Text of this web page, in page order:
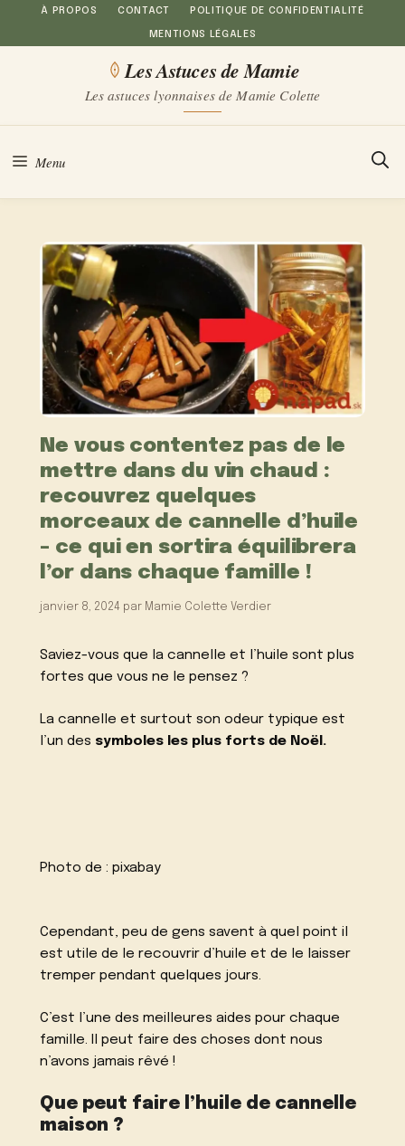
Aller
au
À PROPOS CONTACT POLITIQUE DE CONFIDENTIALITÉ
MENTIONS LÉGALES
Les Astuces de Mamie
Les astuces lyonnaises de Mamie Colette
Menu
Ne vous contentez pas de le
mettre dans du vin chaud :
recouvrez quelques
morceaux de cannelle d’huile
– ce qui en sortira équilibrera
l’or dans chaque famille !
janvier 8, 2024 par Mamie Colette Verdier
Saviez-vous que la cannelle et l’huile sont plus
fortes que vous ne le pensez ?
La cannelle et surtout son odeur typique est
l’un des symboles les plus forts de Noël.
Photo de :pixabay
Cependant, peu de gens savent à quel point il
est utile de le recouvrir d’huile et de le laisser
tremper pendant quelques jours.
C’est l’une des meilleures aides pour chaque
famille. Il peut faire des choses dont nous
n’avons jamais rêvé !
Que peut faire l’huile de cannelle
maison ?